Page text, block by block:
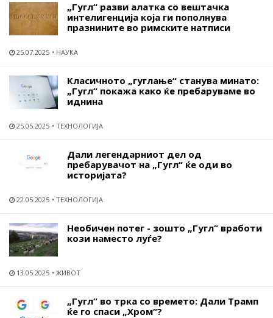
„Гугл“ разви алатка со вештачка
интелигенција која ги пополнува
празнините во римските натписи
25.07.2025 НАУКА
Класичното „гуглање“ станува минато:
„Гугл“ покажа како ќе пребаруваме во
иднина
25.05.2025 ТЕХНОЛОГИЈА
Дали легендарниот дел од
пребарувачот на „Гугл“ ќе оди во
историјата?
22.05.2025 ТЕХНОЛОГИЈА
Необичен потег - зошто „Гугл“ вработи
кози наместо луѓе?
13.05.2025 ЖИВОТ
„Гугл“ во трка со времето: Дали Трамп
ќе го спаси „Хром“?